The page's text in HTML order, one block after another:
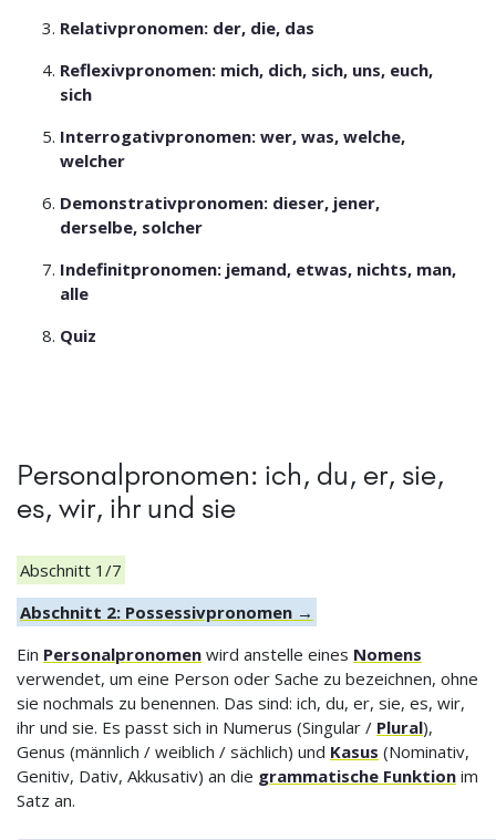
Relativpronomen: der, die, das
Reflexivpronomen: mich, dich, sich, uns, euch,
sich
Interrogativpronomen: wer, was, welche,
welcher
Demonstrativpronomen: dieser, jener,
derselbe, solcher
Indefinitpronomen: jemand, etwas, nichts, man,
alle
Quiz
Personalpronomen: ich, du, er, sie,
es, wir, ihr und sie
Abschnitt 1/7
Abschnitt 2: Possessivpronomen →
Ein Personalpronomen wird anstelle eines Nomens
verwendet, um eine Person oder Sache zu bezeichnen, ohne
sie nochmals zu benennen. Das sind: ich, du, er, sie, es, wir,
ihr und sie. Es passt sich in Numerus (Singular / Plural),
Genus (männlich / weiblich / sächlich) und Kasus (Nominativ,
Genitiv, Dativ, Akkusativ) an die grammatische Funktion im
Satz an.